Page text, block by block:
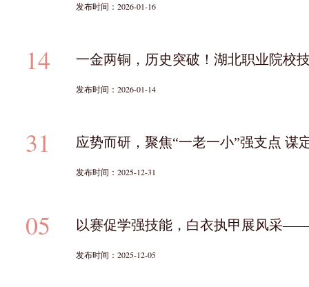
发布时间：2026-01-16
14 一金两铜，历史突破！湖北职业院校
发布时间：2026-01-14
31
发布时间：2025-12-31
05 以赛促学强技能，白衣执甲展风采
发布时间：2025-12-05